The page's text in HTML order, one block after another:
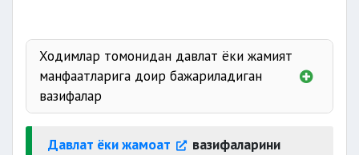
Ходимлар томонидан давлат ёки жамият
манфаатларига доир бажариладиган
вазифалар
Давлат ёки жамоат
вазифаларини